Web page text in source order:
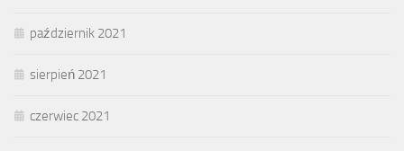
październik 2021
sierpień 2021
czerwiec 2021